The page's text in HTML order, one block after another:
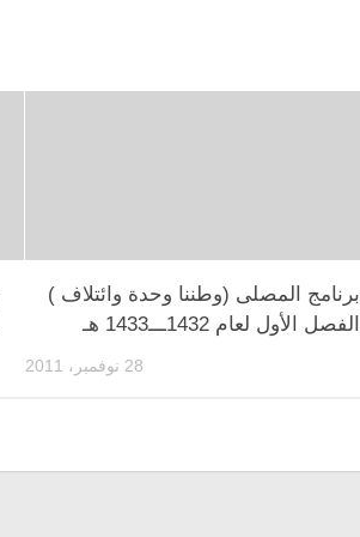
برنامج المصلى (وطننا وحدة وائتلاف )
الفصل الأول لعام 1432ـــ1433 هـ
28 نوفمبر، 2011